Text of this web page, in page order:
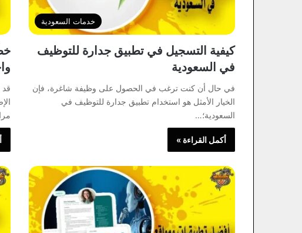
خدمات السعودية
كيفية التسجيل في تطبيق جدارة للتوظيف
في السعودية
في حال أن كنت ترغب في الحصول على وظيفة شاغرة، فإن
الخيار الأمثل هو استخدام تطبيق جدارة للتوظيف في
السعودية؛…
أكمل القراءة »
قد